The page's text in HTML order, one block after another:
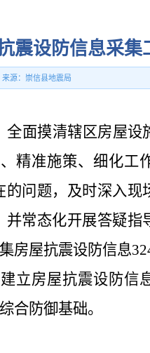
震设防信息采集
源：崇信县地震局
面摸清辖区房屋设
精准施策、细化工
问题，及时深入现
常态化开展答疑指
房屋抗震设防信息
立房屋抗震设防信
合防御基础。